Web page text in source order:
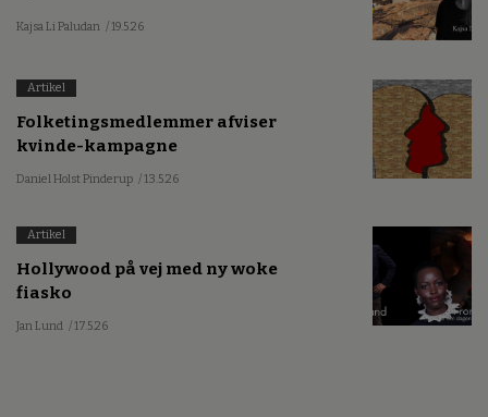
Kajsa Li Paludan / 19.5.26
Artikel
Folketingsmedlemmer afviser
kvinde-kampagne
Daniel Holst Pinderup / 13.5.26
Artikel
Hollywood på vej med ny woke
fiasko
Jan Lund / 17.5.26